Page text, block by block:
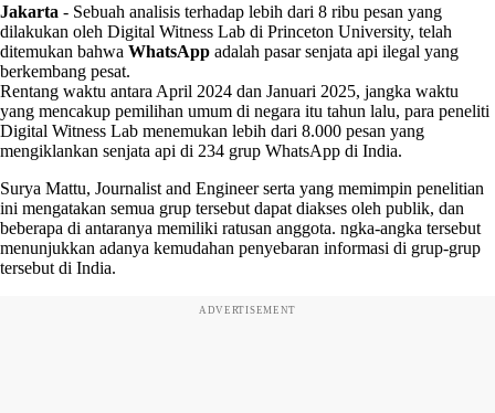
Jakarta - Sebuah analisis terhadap lebih dari 8 ribu pesan yang
dilakukan oleh Digital Witness Lab di Princeton University, telah
ditemukan bahwa WhatsApp adalah pasar senjata api ilegal yang
berkembang pesat.
Rentang waktu antara April 2024 dan Januari 2025, jangka waktu
yang mencakup pemilihan umum di negara itu tahun lalu, para peneliti
Digital Witness Lab menemukan lebih dari 8.000 pesan yang
mengiklankan senjata api di 234 grup WhatsApp di India.
Surya Mattu, Journalist and Engineer serta yang memimpin penelitian
ini mengatakan semua grup tersebut dapat diakses oleh publik, dan
beberapa di antaranya memiliki ratusan anggota. ngka-angka tersebut
menunjukkan adanya kemudahan penyebaran informasi di grup-grup
tersebut di India.
ADVERTISEMENT